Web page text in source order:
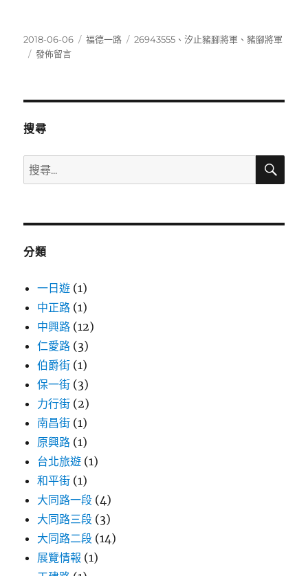
發
佈
2018-06-06
分
福德一路
標
26943555 、汐止豬腳將軍 、豬腳將軍
在
發佈留言
搜尋
搜
尋
鍵
搜
分類
一日遊 (1)
中正路 (1)
中興路 (12)
仁愛路 (3)
伯爵街 (1)
保一街 (3)
力行街 (2)
南昌街 (1)
原興路 (1)
台北旅遊 (1)
和平街 (1)
大同路一段 (4)
大同路三段 (3)
大同路二段 (14)
展覽情報 (1)